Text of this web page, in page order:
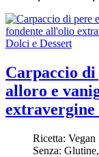
Dolci e Dessert
Carpaccio
alloro e
Ricetta: Vegan
Senza: